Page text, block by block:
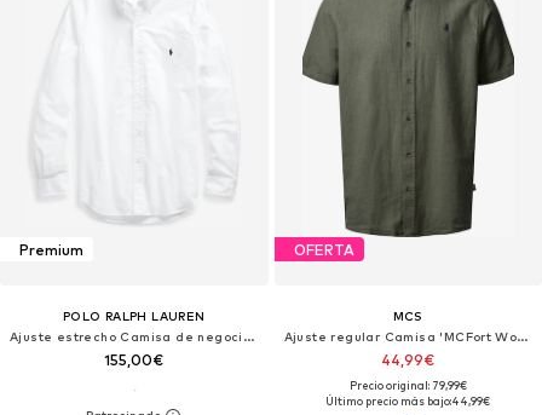
Premium
POLO RALPH LAUREN
Ajuste estrecho Camisa de negocios
155,00€
OFERTA
MCS
Ajuste regular Camisa 'MCFort Worth'
44,99€
Precio original: 79,99€
Último precio más bajo:44,99€